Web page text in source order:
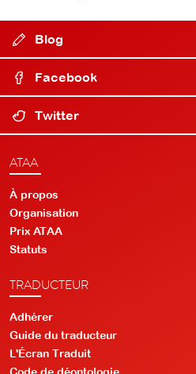
Blog
Facebook
Twitter
ATAA
À propos
Organisation
Prix ATAA
Statuts
TRADUCTEUR
Adhérer
Guide du traducteur
L'Écran Traduit
Code de déontologie